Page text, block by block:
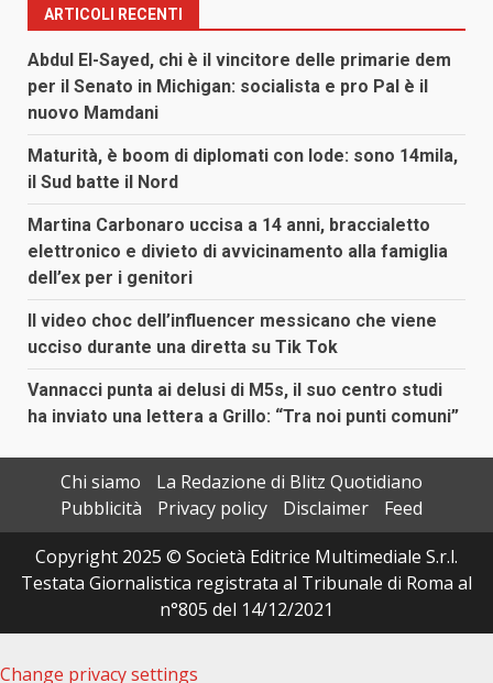
ARTICOLI RECENTI
Abdul El-Sayed, chi è il vincitore delle primarie dem
per il Senato in Michigan: socialista e pro Pal è il
nuovo Mamdani
Maturità, è boom di diplomati con lode: sono 14mila,
il Sud batte il Nord
Martina Carbonaro uccisa a 14 anni, braccialetto
elettronico e divieto di avvicinamento alla famiglia
dell’ex per i genitori
Il video choc dell’influencer messicano che viene
ucciso durante una diretta su Tik Tok
Vannacci punta ai delusi di M5s, il suo centro studi
ha inviato una lettera a Grillo: “Tra noi punti comuni”
Chi siamo
La Redazione di Blitz Quotidiano
Pubblicità
Privacy policy Disclaimer
Feed
Copyright 2025 © Società Editrice Multimediale S.r.l.
Testata Giornalistica registrata al Tribunale di Roma al
n°805 del 14/12/2021
Change privacy settings